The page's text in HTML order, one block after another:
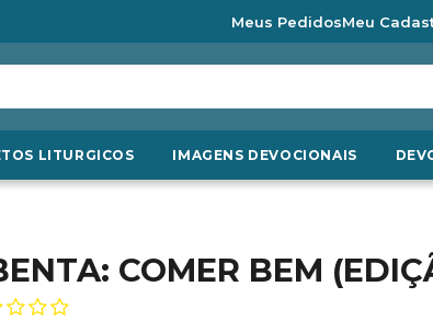
Meus PedidosMeu
LITURGICOS IMAGENS DEVOCIONAIS
COMER BEM